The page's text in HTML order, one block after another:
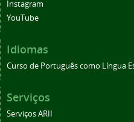
Instagram
YouTube
Idiomas
Curso de Português como Língua
Serviços
Serviços ARII